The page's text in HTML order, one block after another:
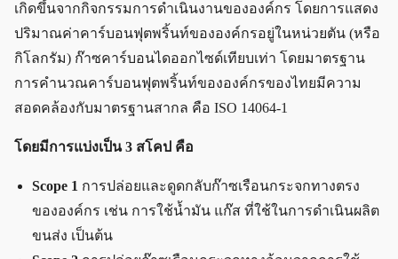
เกิดขึ้นจากกิจกรรมการดำเนินงานขององค์กร โดยการแสดง
ปริมาณค่าคาร์บอนฟุตพริ้นท์ขององค์กรอยู่ในหน่วยตัน (หรือ
กิโลกรัม) ก๊าซคาร์บอนไดออกไซด์เทียบเท่า โดยมาตรฐาน
การคำนวณคาร์บอนฟุตพริ้นท์ขององค์กรของไทยมีความ
สอดคล้องกับมาตรฐานสากล คือ ISO 14064-1
โดยมีการแบ่งเป็น 3 สโคป คือ
Scope 1 การปล่อยและดูดกลับก๊าซเรือนกระจกทางตรง
ขององค์กร เช่น การใช้น้ำมัน แก๊ส ที่ใช้ในการดำเนินผลิต
ขนส่ง เป็นต้น